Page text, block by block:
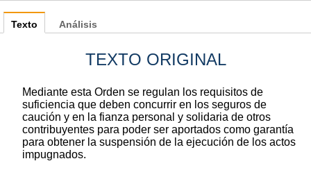
Texto
TEXTO ORIGINAL
Mediante esta Orden se regulan los requisitos de
suficiencia que deben concurrir en los seguros de
caución y en la fianza personal y solidaria de otros
contribuyentes para poder ser aportados como garantía
para obtener la suspensión de la ejecución de los actos
impugnados.
Análisis